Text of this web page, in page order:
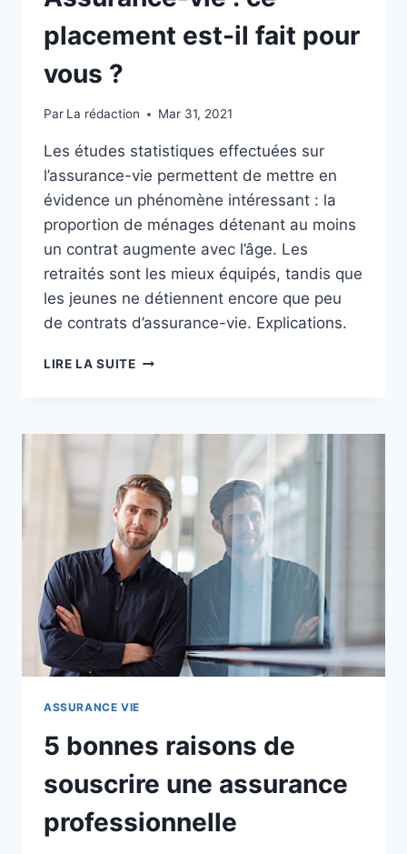
placement est-il fait pour
vous ?
Par La rédaction Mar 31, 2021
Les études statistiques effectuées sur
l’assurance-vie permettent de mettre en
évidence un phénomène intéressant : la
proportion de ménages détenant au moins
un contrat augmente avec l’âge. Les
retraités sont les mieux équipés, tandis que
les jeunes ne détiennent encore que peu
de contrats d’assurance-vie. Explications.
LIRE LA SUITEASSURANCE-
EST-
FAIT
POUR
VOUS ?
ASSURANCE VIE
5 bonnes raisons de
souscrire une assurance
professionnelle